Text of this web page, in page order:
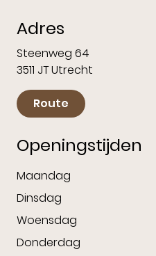
Adres
Steenweg 64
3511 JT Utrecht
Route
Openingstijden
Maandag
Dinsdag
Woensdag
Donderdag